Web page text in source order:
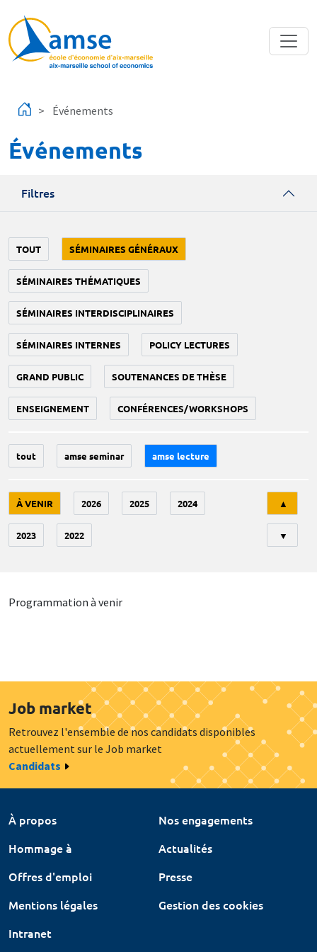
Événements
Événements
Filtres
TOUT SÉMINAIRES GÉNÉRAUX
SÉMINAIRES THÉMATIQUES
SÉMINAIRES INTERDISCIPLINAIRES
SÉMINAIRES INTERNES POLICY LECTURES
GRAND PUBLIC SOUTENANCES DE THÈSE
ENSEIGNEMENT CONFÉRENCES/WORKSHOPS
tout amse seminar amse lecture
À VENIR 2026 2025 2024
2023 2022
▲
▼
Programmation à venir
Job market
Retrouvez l'ensemble de nos candidats disponibles
actuellement sur le Job market
Candidats
À propos
Nos engagements
Hommage à
Actualités
Offres d'emploi
Presse
Mentions légales
Gestion des cookies
Intranet